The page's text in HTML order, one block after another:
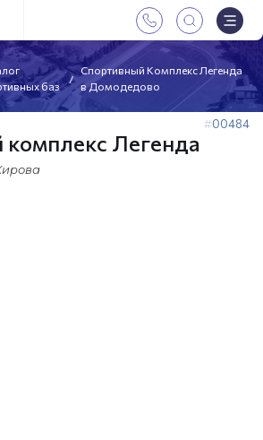
баз
Спортивный Комплекс Легенда
в Домодедово
00484
Легенда